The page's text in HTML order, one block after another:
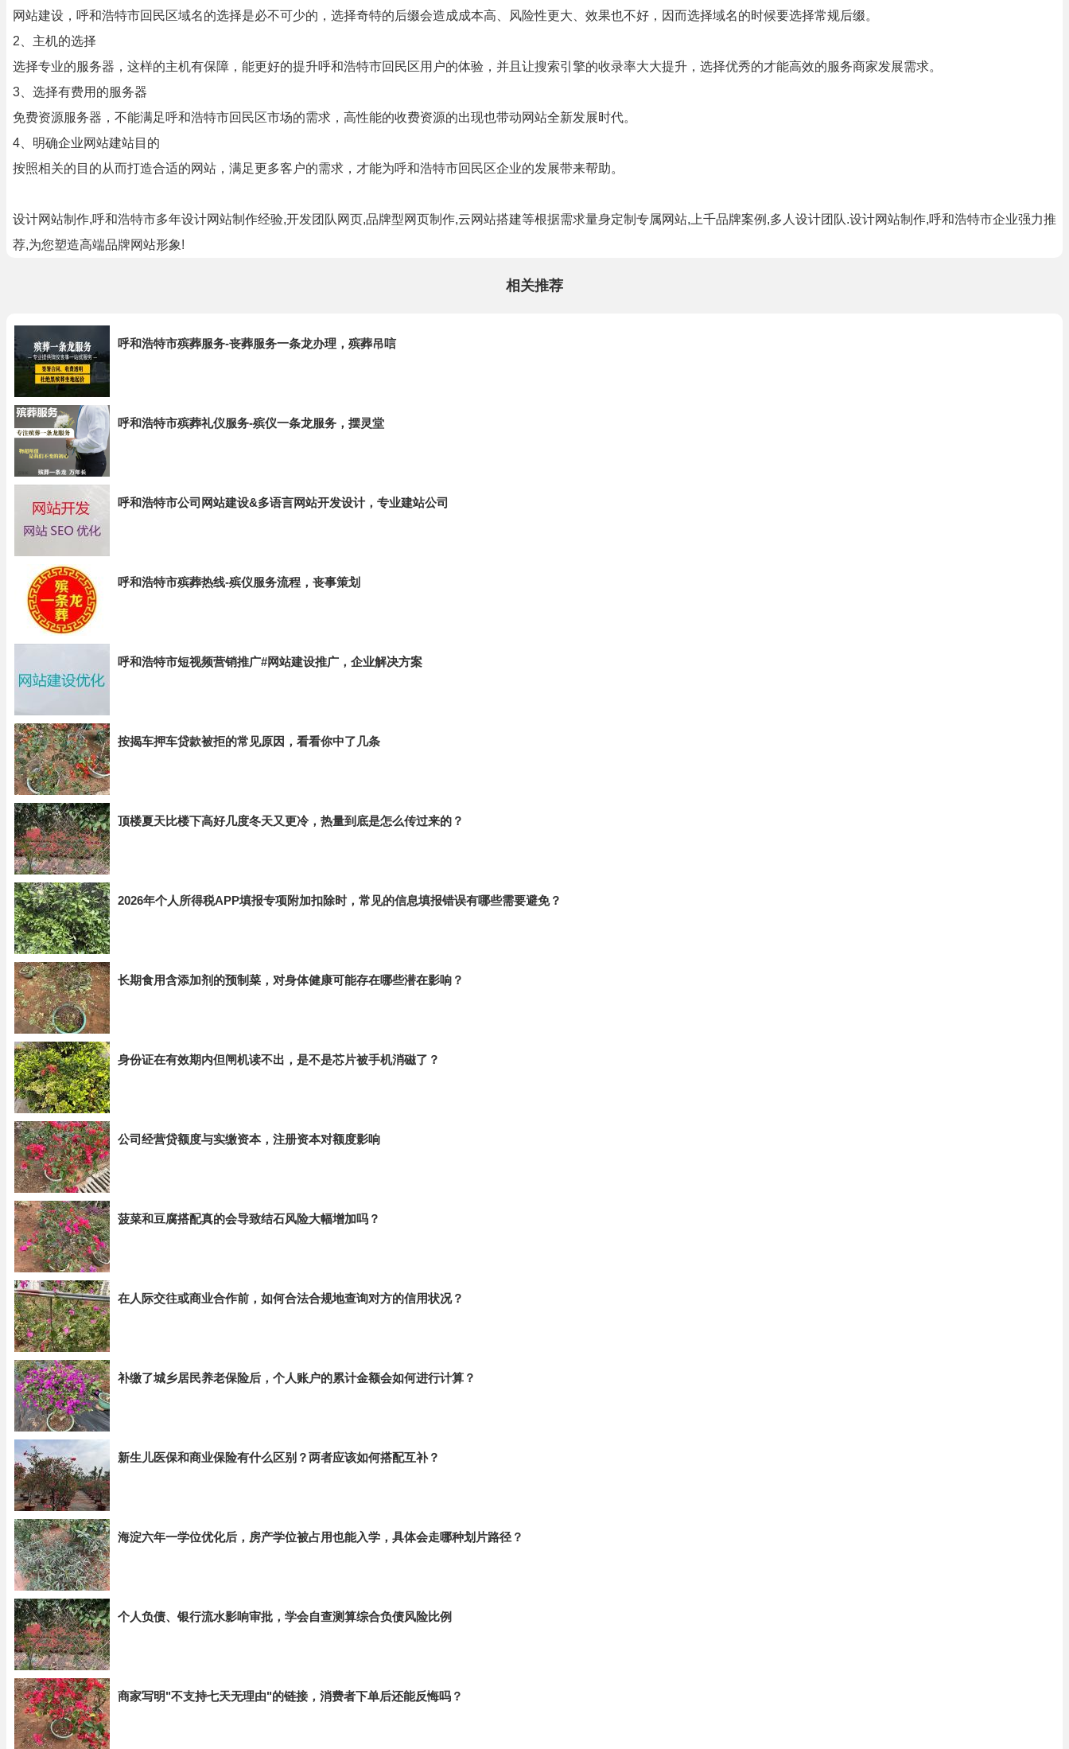
网站建设，呼和浩特市回民区域名的选择是必不可少的，选择奇特的后缀会造成成本高、风险性更大、效果也不好，因而选择域名的时候要选择常规后缀。
2、主机的选择
选择专业的服务器，这样的主机有保障，能更好的提升呼和浩特市回民区用户的体验，并且让搜索引擎的收录率大大提升，选择优秀的才能高效的服务商家发展需求。
3、选择有费用的服务器
免费资源服务器，不能满足呼和浩特市回民区市场的需求，高性能的收费资源的出现也带动网站全新发展时代。
4、明确企业网站建站目的
按照相关的目的从而打造合适的网站，满足更多客户的需求，才能为呼和浩特市回民区企业的发展带来帮助。
设计网站制作,呼和浩特市多年设计网站制作经验,开发团队网页,品牌型网页制作,云网站搭建等根据需求量身定制专属网站,上千品牌案例,多人设计团队.设计网站制作,呼和浩特市企业强力推
荐,为您塑造高端品牌网站形象!
相关推荐
呼和浩特市殡葬服务-丧葬服务一条龙办理，殡葬吊唁
呼和浩特市殡葬礼仪服务-殡仪一条龙服务，摆灵堂
呼和浩特市公司网站建设&多语言网站开发设计，专业建站公司
呼和浩特市殡葬热线-殡仪服务流程，丧事策划
呼和浩特市短视频营销推广#网站建设推广，企业解决方案
按揭车押车贷款被拒的常见原因，看看你中了几条
顶楼夏天比楼下高好几度冬天又更冷，热量到底是怎么传过来的？
2026年个人所得税APP填报专项附加扣除时，常见的信息填报错误有哪些需要避免？
长期食用含添加剂的预制菜，对身体健康可能存在哪些潜在影响？
身份证在有效期内但闸机读不出，是不是芯片被手机消磁了？
公司经营贷额度与实缴资本，注册资本对额度影响
菠菜和豆腐搭配真的会导致结石风险大幅增加吗？
在人际交往或商业合作前，如何合法合规地查询对方的信用状况？
补缴了城乡居民养老保险后，个人账户的累计金额会如何进行计算？
新生儿医保和商业保险有什么区别？两者应该如何搭配互补？
海淀六年一学位优化后，房产学位被占用也能入学，具体会走哪种划片路径？
个人负债、银行流水影响审批，学会自查测算综合负债风险比例
商家写明"不支持七天无理由"的链接，消费者下单后还能反悔吗？